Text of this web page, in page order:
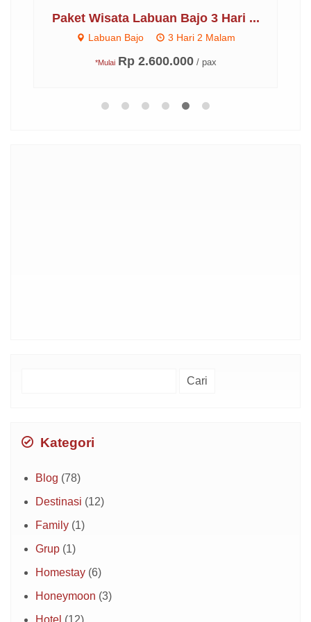
Paket Wisata Labuan Bajo 3 Hari ...
Labuan Bajo 3 Hari 2 Malam
*Mulai Rp 2.600.000 / pax
Kategori
Blog (78)
Destinasi (12)
Family (1)
Grup (1)
Homestay (6)
Honeymoon (3)
Hotel (12)